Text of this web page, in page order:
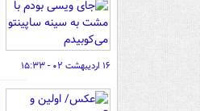
۱۶ اردیبهشت ۰۲ - ۱۵:۳۳